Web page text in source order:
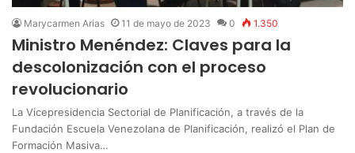
Marycarmen Arias 11 de mayo de 2023 0 1.350
Ministro Menéndez: Claves para la
descolonización con el proceso
revolucionario
La Vicepresidencia Sectorial de Planificación, a través de la
Fundación Escuela Venezolana de Planificación, realizó el Plan de
Formación Masiva…